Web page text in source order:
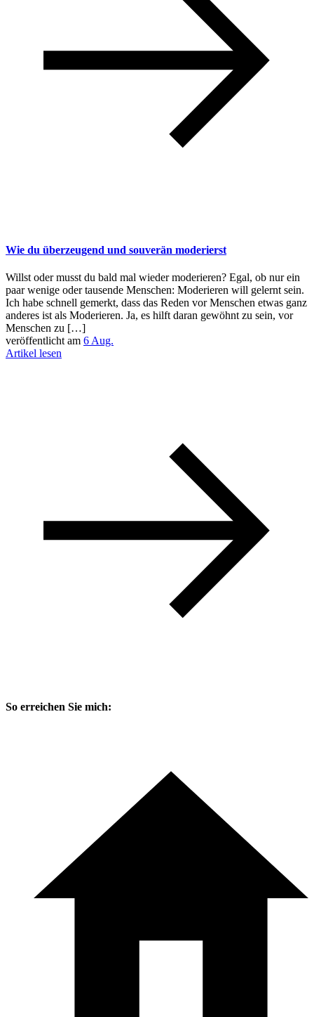
Wie du überzeugend und souverän moderierst
Willst oder musst du bald mal wieder moderieren? Egal, ob nur ein
paar wenige oder tausende Menschen: Moderieren will gelernt sein.
Ich habe schnell gemerkt, dass das Reden vor Menschen etwas ganz
anderes ist als Moderieren. Ja, es hilft daran gewöhnt zu sein, vor
Menschen zu […]
veröffentlicht am 6 Aug.
Artikel lesen
So erreichen Sie mich: